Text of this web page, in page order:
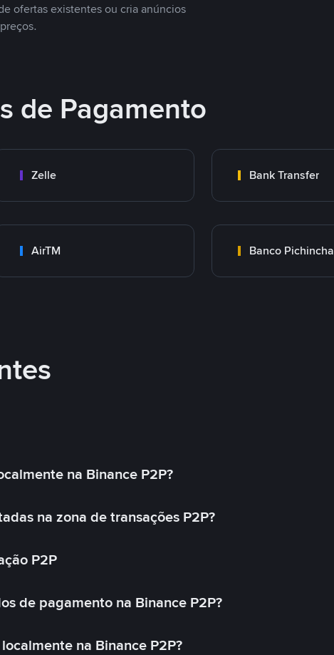
ofertas existentes ou cria anúncios
de Pagamento
Zelle Bank Transfer
AirTM Banco Pichincha
na Binance P2P?
na zona de transações P2P?
P2P
de pagamento na Binance P2P?
na Binance P2P?